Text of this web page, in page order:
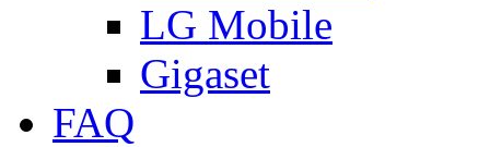
LG Mobile
Gigaset
FAQ